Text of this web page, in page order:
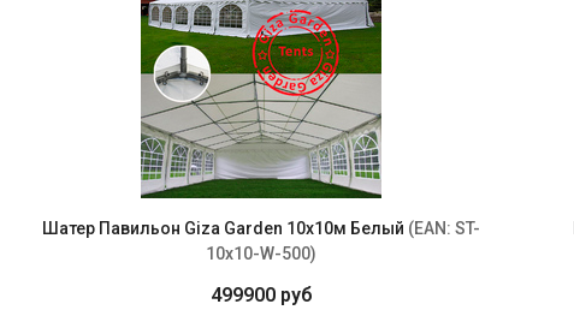
Шатер Павильон Giza Garden 10x10м Белый (EAN:ST-
10x10-W-500)
499900 руб